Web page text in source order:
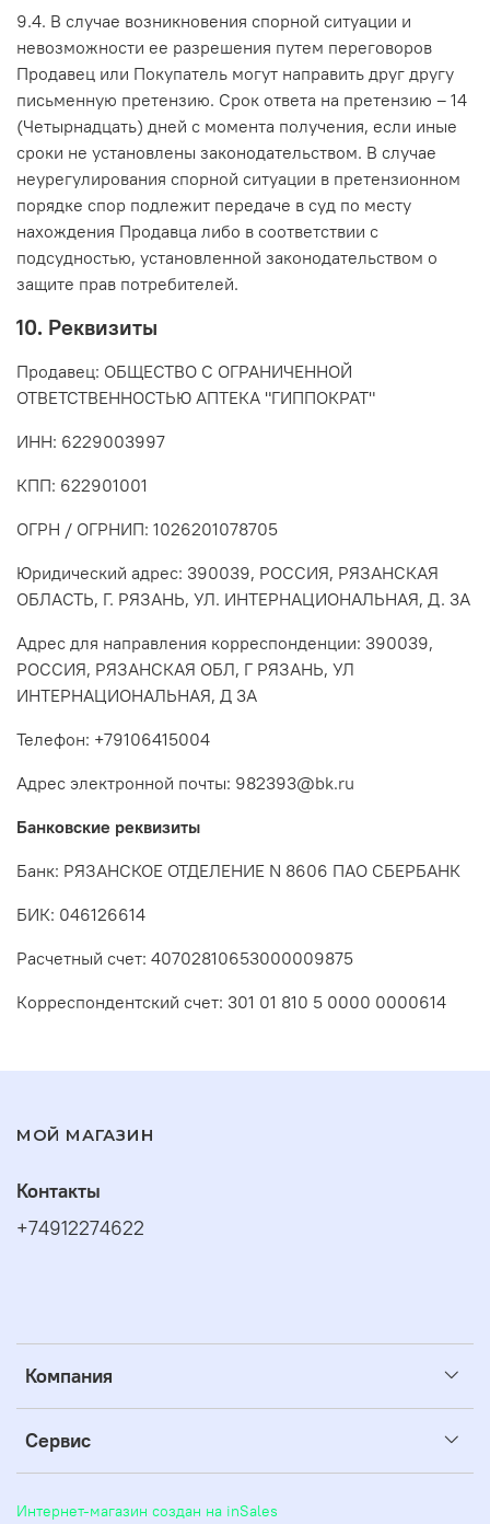
9.4. В случае возникновения спорной ситуации и
невозможности ее разрешения путем переговоров
Продавец или Покупатель могут направить друг другу
письменную претензию. Срок ответа на претензию – 14
(Четырнадцать) дней с момента получения, если иные
сроки не установлены законодательством. В случае
неурегулирования спорной ситуации в претензионном
порядке спор подлежит передаче в суд по месту
нахождения Продавца либо в соответствии с
подсудностью, установленной законодательством о
защите прав потребителей.
10. Реквизиты
Продавец: ОБЩЕСТВО С ОГРАНИЧЕННОЙ
ОТВЕТСТВЕННОСТЬЮ АПТЕКА "ГИППОКРАТ"
ИНН: 6229003997
КПП: 622901001
ОГРН / ОГРНИП: 1026201078705
Юридический адрес: 390039, РОССИЯ, РЯЗАНСКАЯ
ОБЛАСТЬ, Г. РЯЗАНЬ, УЛ. ИНТЕРНАЦИОНАЛЬНАЯ, Д. 3А
Адрес для направления корреспонденции: 390039,
РОССИЯ, РЯЗАНСКАЯ ОБЛ, Г РЯЗАНЬ, УЛ
ИНТЕРНАЦИОНАЛЬНАЯ, Д 3А
Телефон: +79106415004
Адрес электронной почты: 982393@bk.ru
Банковские реквизиты
Банк: РЯЗАНСКОЕ ОТДЕЛЕНИЕ N 8606 ПАО СБЕРБАНК
БИК: 046126614
Расчетный счет: 40702810653000009875
Корреспондентский счет: 301 01 810 5 0000 0000614
МОЙ МАГАЗИН
Компания
Сервис
Контакты
+74912274622
Интернет-магазин создан на inSales